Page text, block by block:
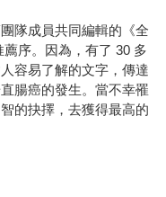
隊成員共同編輯的《全
序。因為，有了 30 多
容易了解的文字，傳達
腸癌的發生。當不幸罹
的抉擇，去獲得最高的